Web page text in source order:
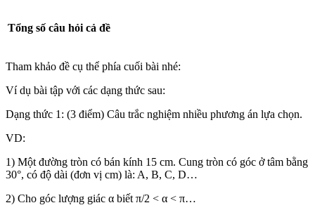
Tổng số câu hỏi cả đề
Tham khảo đề cụ thể phía cuối bài nhé:
Ví dụ bài tập với các dạng thức sau:
Dạng thức 1: (3 điểm) Câu trắc nghiệm nhiều phương án lựa chọn.
VD:
1) Một đường tròn có bán kính 15 cm. Cung tròn có góc ở tâm bằng
30°, có độ dài (đơn vị cm) là: A, B, C, D…
2) Cho góc lượng giác α biết π/2 < α < π…